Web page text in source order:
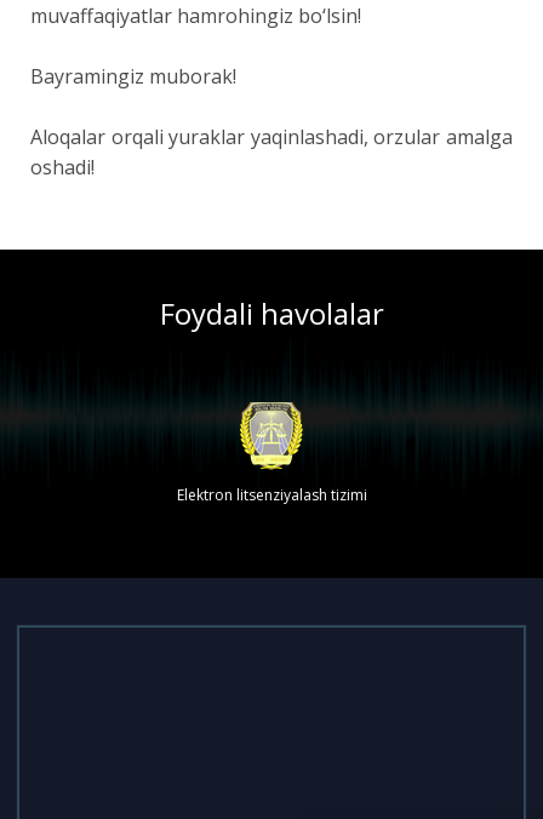
muvaffaqiyatlar hamrohingiz bo‘lsin!
Bayramingiz muborak!
Aloqalar orqali yuraklar yaqinlashadi, orzular amalga
oshadi!
Foydali havolalar
Elektron litsenziyalash tizimi